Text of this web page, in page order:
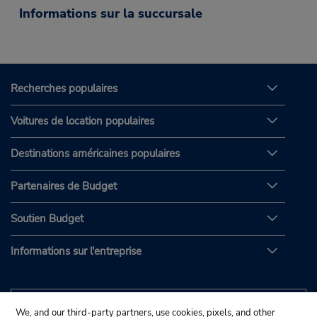
Informations sur la succursale
Recherches populaires
Voitures de location populaires
Destinations américaines populaires
Partenaires de Budget
Soutien Budget
Informations sur l'entreprise
We, and our third-party partners, use cookies, pixels, and other